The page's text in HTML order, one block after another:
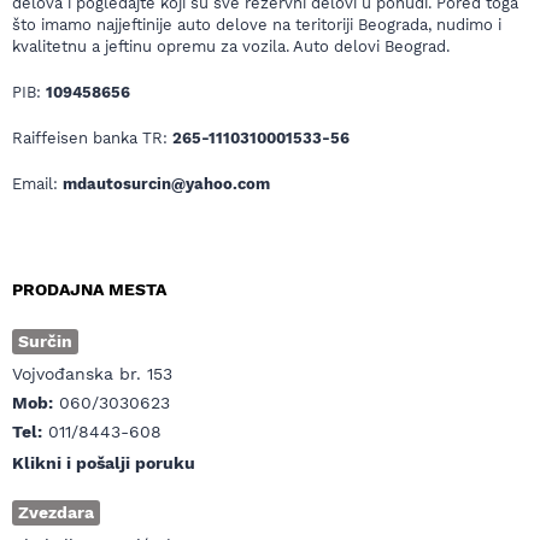
što imamo najjeftinije auto delove na teritoriji Beograda, nudimo i
kvalitetnu a jeftinu opremu za vozila. Auto delovi Beograd.
PIB: 109458656
Raiffeisen banka TR: 265-1110310001533-56
Email: mdautosurcin@yahoo.com
PRODAJNA MESTA
Surčin
Vojvođanska br. 153
Mob: 060/3030623
Tel: 011/8443-608
Klikni i pošalji poruku
Zvezdara